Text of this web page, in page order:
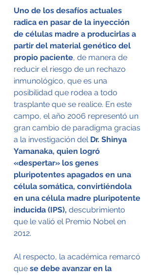
Uno de los desafíos actuales
radica en pasar de la inyección
de células madre a producirlas a
partir del material genético del
propio paciente, de manera de
reducir el riesgo de un rechazo
inmunológico, que es una
posibilidad que rodea a todo
trasplante que se realice. En este
campo, el año 2006 representó un
gran cambio de paradigma gracias
a la investigación del Dr. Shinya
Yamanaka, quien logró
«despertar» los genes
pluripotentes apagados en una
célula somática, convirtiéndola
en una célula madre pluripotente
inducida (IPS), descubrimiento
que le valió el Premio Nobel en
2012.
Al respecto, la académica remarcó
que se debe avanzar en la